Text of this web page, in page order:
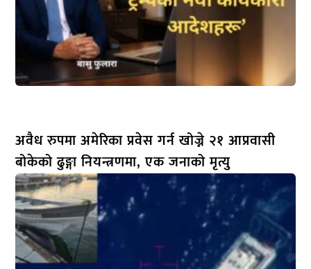
अवैध रुपमा अमेरिका प्रवेस गर्न खोज्ने २१ आप्रवासी
बोकेको ढुङ्गा नियन्त्रणमा, एक जनाको मृत्यु